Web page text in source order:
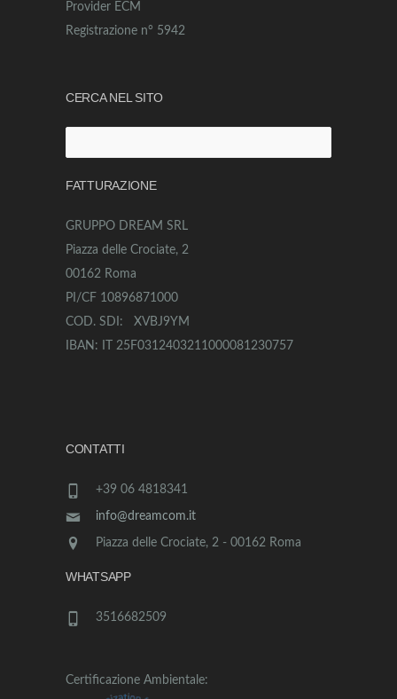
Provider ECM
Registrazione n° 5942
CERCA NEL SITO
per:
FATTURAZIONE
GRUPPO DREAM SRL
Piazza delle Crociate, 2
00162 Roma
PI/CF 10896871000
COD. SDI: XVBJ9YM
IBAN: IT 25F0312403211000081230757
CONTATTI
+39 06 4818341
info@dreamcom.it
Piazza delle Crociate, 2 - 00162 Roma
WHATSAPP
3516682509
Certificazione Ambientale: